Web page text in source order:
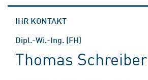
IHR KONTAKT
Dipl.-Wi.-Ing. (FH)
Thomas Schreiber